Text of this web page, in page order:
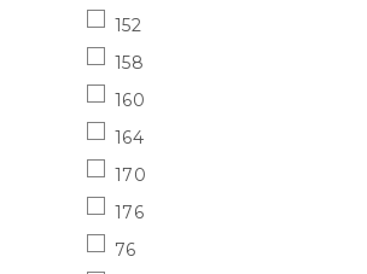
152
158
160
164
170
176
76